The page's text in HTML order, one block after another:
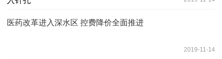
医药改革进入深水区 控费降价全面推进
2019-11-14